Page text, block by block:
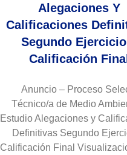
Alegaciones Y
Calificaciones
Segundo
Calificación
Anuncio – Proceso
Técnico/a de Medio
Estudio Alegaciones y
Definitivas Segundo
Calificación Final